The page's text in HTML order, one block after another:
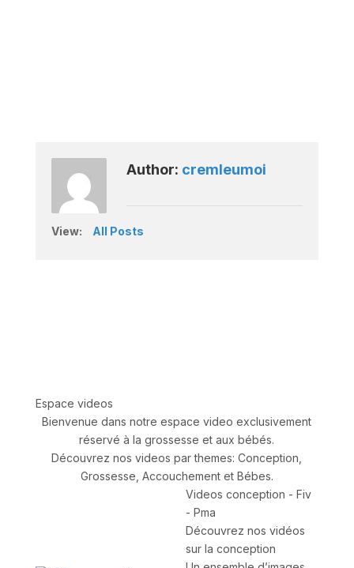
Author: cremleumoi
View: All Posts
Espace videos
Bienvenue dans notre espace video exclusivement
réservé à la grossesse et aux bébés.
Découvrez nos videos par themes: Conception,
Grossesse, Accouchement et Bébes.
Videos conception - Fiv
- Pma
Découvrez nos vidéos
sur la conception